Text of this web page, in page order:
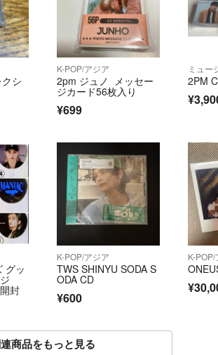
シ
K-POP/アジア
2pm ジュノ メッセー
ジカード56枚入り
¥699
ミュー
2PM
グッ
封
K-POP/アジア
TWS SHINYU SODA S
ODA CD
¥600
K-POP/
商品をもっと見る